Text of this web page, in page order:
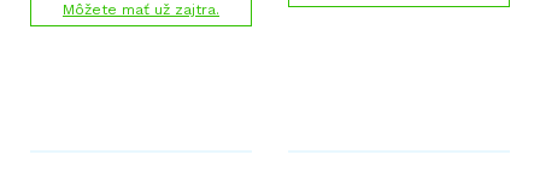
Môžete mať už zajtra.